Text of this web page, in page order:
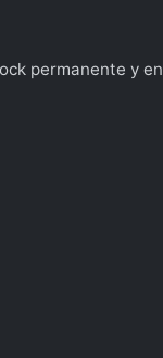
permanente y